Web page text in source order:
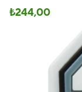
₺244,00